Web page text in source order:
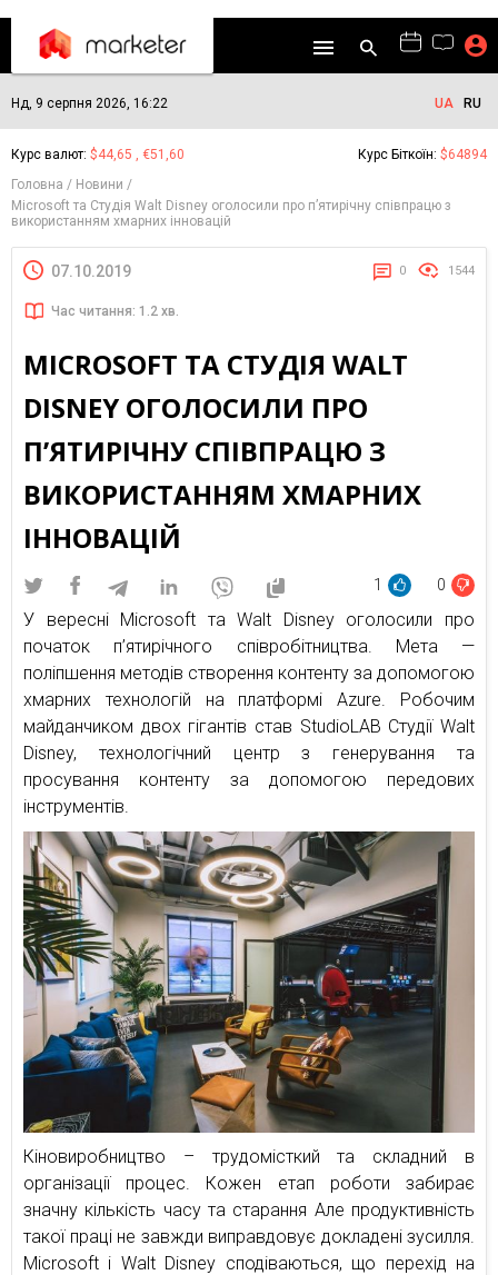
Нд, 9 серпня 2026, 16:22 UA RU
Курс валют: $44,65 , €51,60 Курс Біткоїн: $64894
Головна
Новини
Microsoft та Студія Walt Disney оголосили про п’ятирічну співпрацю з
використанням хмарних інновацій
07.10.2019 0 1544
Час читання: 1.2 хв.
MICROSOFT ТА СТУДІЯ WALT
DISNEY ОГОЛОСИЛИ ПРО
П’ЯТИРІЧНУ СПІВПРАЦЮ З
ВИКОРИСТАННЯМ ХМАРНИХ
ІННОВАЦІЙ
1 0
У вересні Microsoft та Walt Disney оголосили про
початок п’ятирічного співробітництва. Мета —
поліпшення методів створення контенту за допомогою
хмарних технологій на платформі Azure. Робочим
майданчиком двох гігантів став StudioLAB Cтудії Walt
Disney, технологічний центр з генерування та
просування контенту за допомогою передових
інструментів.
Кіновиробництво – трудомісткий та складний в
організації процес. Кожен етап роботи забирає
значну кількість часу та старання Але продуктивність
такої праці не завжди виправдовує докладені зусилля.
Microsoft і Walt Disney сподіваються, що перехід на